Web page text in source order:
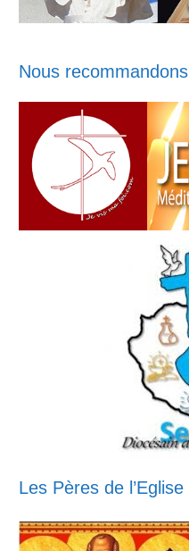
Nous recommandons
Les Pères de l’Eglise